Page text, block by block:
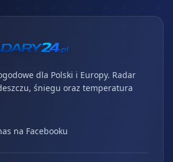
dla Polski i Europy. Radar
śniegu oraz temperatura
na Facebooku